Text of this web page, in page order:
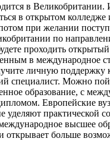
в Великобритании.
в открытом колледже
при желании
по
проходить
в международное
личную поддержку
специалист. Можно
образование, с
Европейские
уделяют практической
высшее
открывает больше